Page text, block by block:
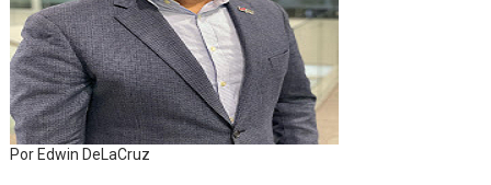
Por Edwin DeLaCruz